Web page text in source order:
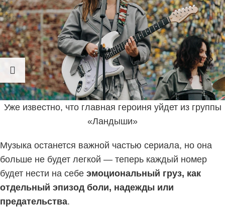
Уже известно, что главная героиня уйдет из группы
«Ландыши»
Музыка останется важной частью сериала, но она
больше не будет легкой — теперь каждый номер
будет нести на себе эмоциональный груз, как
отдельный эпизод боли, надежды или
предательства.